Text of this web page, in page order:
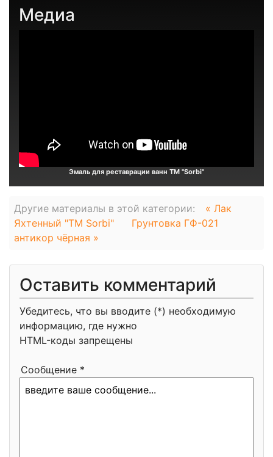
Медиа
Эмаль для реставрации ванн ТМ "Sorbi"
Другие материалы в этой категории:
« Лак
Яхтенный "TM Sorbi"
Грунтовка ГФ-021
антикор чёрная »
Оставить комментарий
Убедитесь, что вы вводите (*) необходимую
информацию, где нужно
HTML-коды запрещены
Сообщение *